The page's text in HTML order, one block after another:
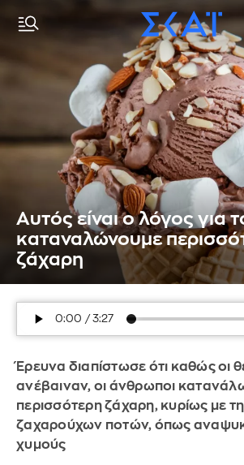
Αυτός είναι ο λόγος για
καταναλώνουμε
ζάχαρη
Έρευνα διαπίστωσε ότι καθώς οι
ανέβαιναν, οι άνθρωποι
περισσότερη ζάχαρη, κυρίως με
ζαχαρούχων ποτών, όπως
χυμούς